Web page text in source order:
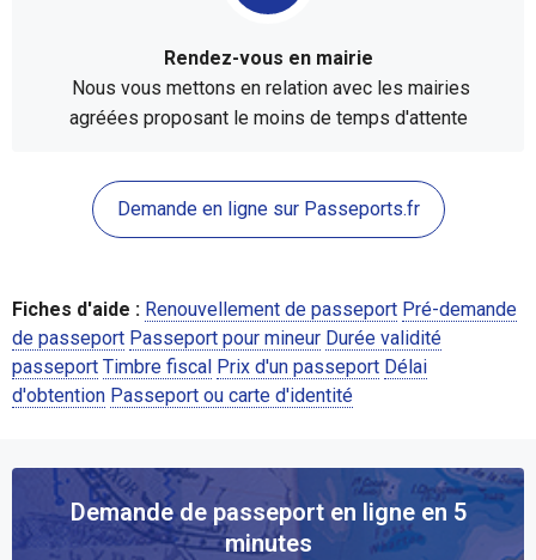
Rendez-vous en mairie
Nous vous mettons en relation avec les mairies
agréées proposant le moins de temps d'attente
Demande en ligne sur Passeports.fr
Fiches d'aide : Renouvellement de passeport Pré-demande
de passeport Passeport pour mineur Durée validité
passeport Timbre fiscal Prix d'un passeport Délai
d'obtention Passeport ou carte d'identité
Demande de passeport en ligne en 5
minutes